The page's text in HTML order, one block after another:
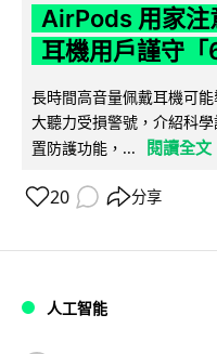
AirPods 用家注
耳機用戶謹守
長時間高音量佩戴耳機可
大聽力受損警號，介紹科
置防護功能，...
閱讀全文
20 分享
人工智能